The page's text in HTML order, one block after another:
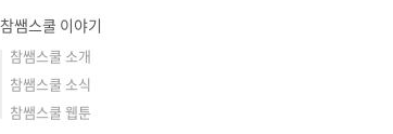
참쌤스쿨 이야기
참쌤스쿨 소개
참쌤스쿨 소식
참쌤스쿨 웹툰